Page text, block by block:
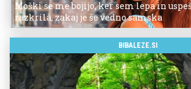
Moški se me bojijo, ker sem lepa in
razkrila, zakaj je še vedno samska
BIBALEZE.SI